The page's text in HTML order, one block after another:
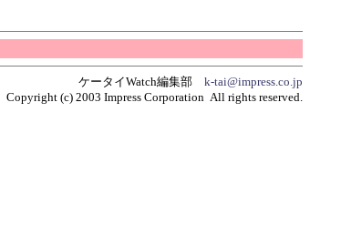
ケータイWatch編集部 k-tai@impress.co.jp
Copyright (c) 2003 Impress Corporation All rights reserved.